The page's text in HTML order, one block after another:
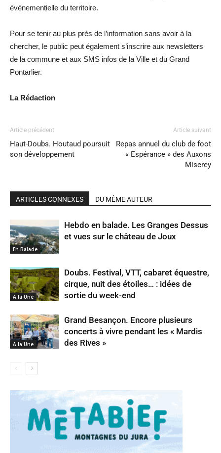
événementielle du territoire.
Pour se tenir au plus près de l’information sans avoir à la
chercher, le public peut également s’inscrire aux newsletters
de la commune et aux SMS infos de la Ville et du Grand
Pontarlier.
La Rédaction
Article précédent
Haut-Doubs. Houtaud poursuit
son développement
Article suivant
Repas annuel du club de foot
« Espérance » des Auxons
Miserey
ARTICLES CONNEXES DU MÊME AUTEUR
En Balade
Hebdo en balade. Les Granges Dessus
et vues sur le château de Joux
A la Une
Doubs. Festival, VTT, cabaret équestre,
cirque, nuit des étoiles… : idées de
sortie du week-end
A la Une
Grand Besançon. Encore plusieurs
concerts à vivre pendant les « Mardis
des Rives »